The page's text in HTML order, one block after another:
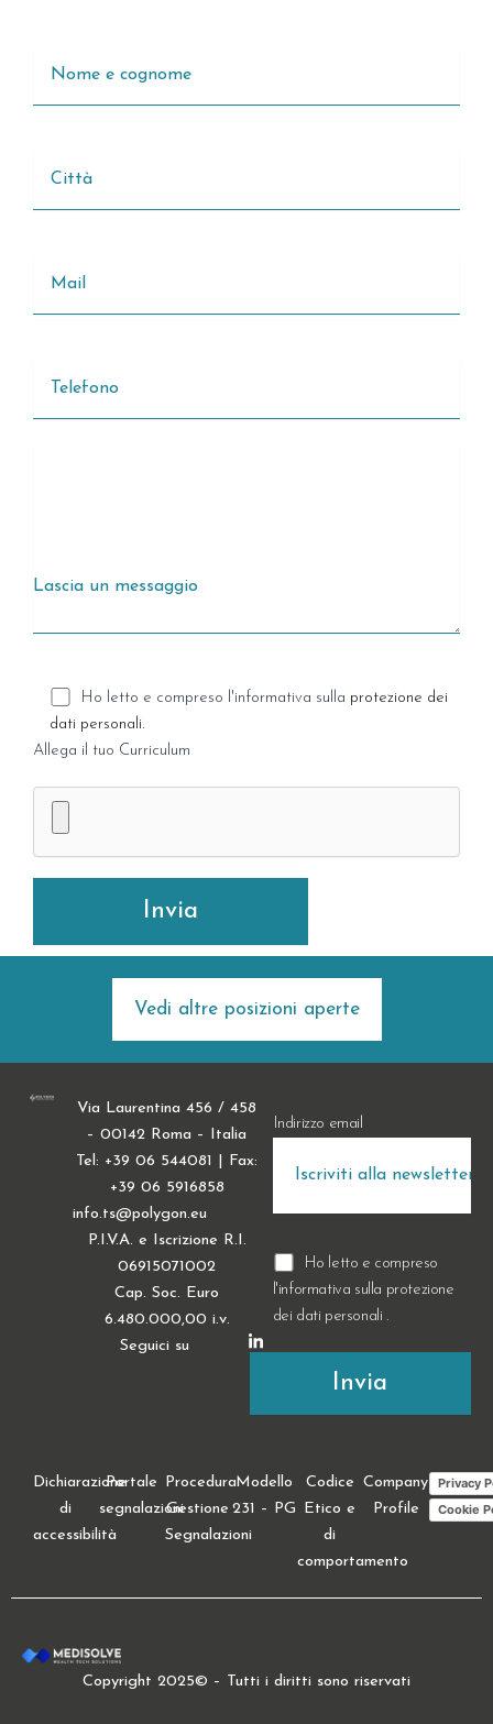
Ho letto e compreso l'informativa sulla protezione dei
dati personali.
Allega il tuo Curriculum
Vedi altre posizioni aperte
Via Laurentina 456 / 458
– 00142 Roma – Italia
Tel: +39 06 544081 | Fax:
+39 06 5916858
info.ts@polygon.eu
P.I.V.A. e Iscrizione R.I.
06915071002
Cap. Soc. Euro
6.480.000,00 i.v.
Seguici su
Indirizzo email
Ho letto e compreso
l'informativa sulla protezione
dei dati personali.
Dichiarazione
di
accessibilità
Portale
segnalazioni
Procedura
Gestione
Segnalazioni
Modello
231 – PG
Codice
Etico e
di
comportamento
Company
Profile
Privacy
Cookie
Copyright 2025© – Tutti i diritti sono riservati